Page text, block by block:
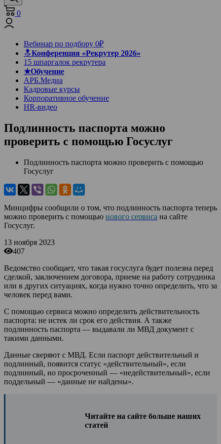
0
Вебинар по подбору 0₽
🔝Конференция «Рекрутер 2026»
15 шпаргалок рекрутера
★Обучение
АРБ.Медиа
Кадровые курсы
Корпоративное обучение
HR-видео
Подлинность паспорта можно
проверить с помощью Госуслуг
Подлинность паспорта можно проверить с помощью
Госуслуг
Минцифры сообщили о том, что подлинность паспорта теперь
можно проверить с помощью нового сервиса на сайте
Госуслуг.
13 ноября 2023
407
Ведомство сообщает, что такая госуслуга будет полезна перед
сделкой, заключением договора, приеме на работу сотрудника
или в других ситуациях, когда нужно точно определить, что за
человек перед вами.
С помощью сервиса можно определить действительность
паспорта: не истек ли срок его действия. А также
подлинность паспорта — выдавали ли МВД документ с
такими данными.
Данные сверяют с МВД. Если паспорт действительный и
подлинный, появится статус «действительный», если
подлинный, но просроченный — «недействительный», если
поддельный — «данные не найдены».
Читайте на сайте больше наших
статей